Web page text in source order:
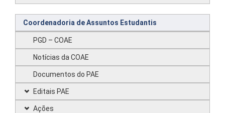
Coordenadoria de Assuntos Estudantis
PGD – COAE
Notícias da COAE
Documentos do PAE
Editais PAE
Ações